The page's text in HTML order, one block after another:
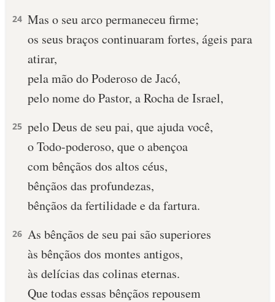
10 MANDAMENTOS
ESTUDOS BÍBLICOS
ESBOÇOS DE PREGAÇÃO
PERGUNTE À BÍBLIA IA
TERMO BÍBLICO
QUEM SOMOS
LOJA BÍBLIAON
24 Mas o seu arco permaneceu firme;
os seus braços continuaram fortes, ágeis para
atirar,
pela mão do Poderoso de Jacó,
pelo nome do Pastor, a Rocha de Israel,
25 pelo Deus de seu pai, que ajuda você,
o Todo-poderoso, que o abençoa
com bênçãos dos altos céus,
bênçãos das profundezas,
bênçãos da fertilidade e da fartura.
26 As bênçãos de seu pai são superiores
às bênçãos dos montes antigos,
às delícias das colinas eternas.
Que todas essas bênçãos repousem